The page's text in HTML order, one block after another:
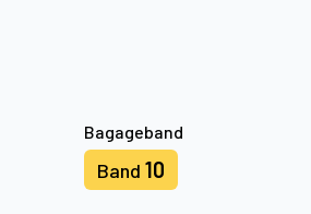
Bagageband
Band 10